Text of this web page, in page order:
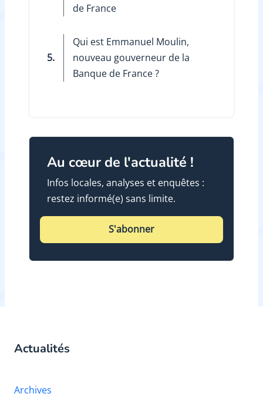
de France
5.
Qui est Emmanuel Moulin,
nouveau gouverneur de la
Banque de France ?
Au cœur de l'actualité !
Infos locales, analyses et enquêtes :
restez informé(e) sans limite.
S'abonner
Actualités
Archives